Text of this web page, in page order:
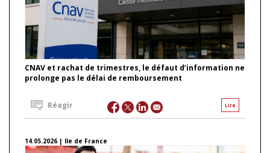
CNAV et rachat de trimestres, le défaut d’information ne
prolonge pas le délai de remboursement
Lire
Réagir
14.05.2026 | Ile de France